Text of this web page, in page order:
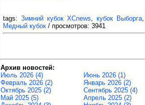
tags: Зимний кубок XCnews кубок Выборга
Медный кубок / просмотров: 3941
Архив новостей:
Июль 2026 (4)
Февраль 2026 (2)
Октябрь 2025 (2)
Май 2025 (5)
Июнь 2026 (1)
Январь 2026 (2)
Сентябрь 2025 (4)
Апрель 2025 (2)